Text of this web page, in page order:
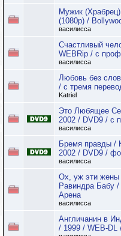
Мужик
(1080p) /
василисса
Счастливый
WEBRip / с
василисса
Любовь без
/ с тремя
Katriel
Это Любящее
2002 / DVD9 / с
василисса
Бремя правды /
2002 / DVD9 /
василисса
Ох, уж эти жены
Равиндра Бабу
Арена
василисса
Англичанин в
/ 1999 / WEB-